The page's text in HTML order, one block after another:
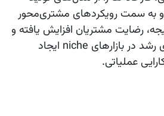
و به سمت رویکردهای مشتری‌محور
رضایت مشتریان افزایش یافته و
فرصت‌های جدیدی برای رشد در بازارهای niche ایجاد
عملیاتی.